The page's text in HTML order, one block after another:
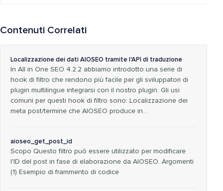
Contenuti Correlati
Localizzazione dei dati AIOSEO tramite l'API di traduzione
In All in One SEO 4.2.2 abbiamo introdotto una serie di
hook di filtro che rendono più facile per gli sviluppatori di
plugin multilingue integrarsi con il nostro plugin. Gli usi
comuni per questi hook di filtro sono: Localizzazione dei
meta post/termine che AIOSEO produce in…
aioseo_get_post_id
Scopo Questo filtro può essere utilizzato per modificare
l'ID del post in fase di elaborazione da AIOSEO. Argomenti
(1) Esempio di frammento di codice